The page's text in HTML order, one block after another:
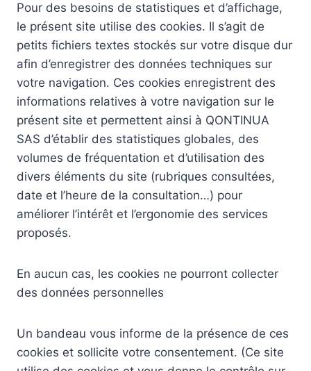
Pour des besoins de statistiques et d’affichage,
le présent site utilise des cookies. Il s’agit de
petits fichiers textes stockés sur votre disque dur
afin d’enregistrer des données techniques sur
votre navigation. Ces cookies enregistrent des
informations relatives à votre navigation sur le
présent site et permettent ainsi à QONTINUA
SAS d’établir des statistiques globales, des
volumes de fréquentation et d’utilisation des
divers éléments du site (rubriques consultées,
date et l’heure de la consultation…) pour
améliorer l’intérêt et l’ergonomie des services
proposés.
En aucun cas, les cookies ne pourront collecter
des données personnelles
Un bandeau vous informe de la présence de ces
cookies et sollicite votre consentement. (Ce site